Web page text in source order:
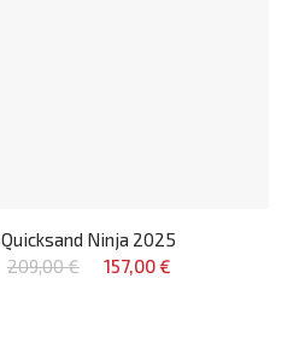
Quicksand Ninja 2025
209,00 €
157,00 €